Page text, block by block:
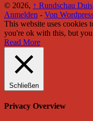
© 2026, ↑ Rundschau
Anmelden - Von
This website uses cookies
you're ok with this, but
Read More
Schließen
Privacy Overview